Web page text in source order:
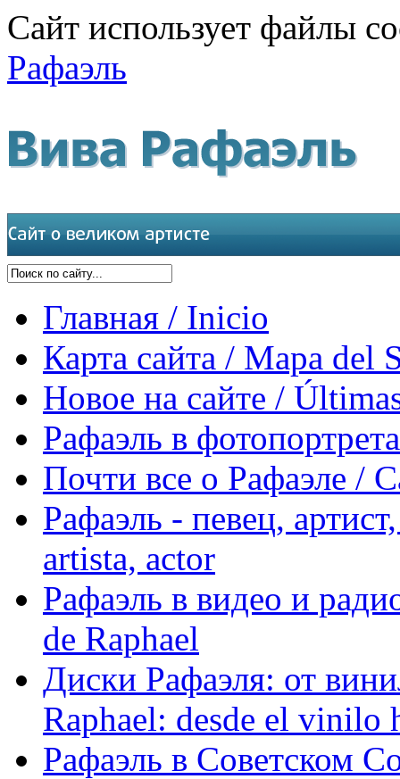
Сайт использует файлы
Рафаэль
Главная / Inicio
Карта сайта / Mapa del
Новое на сайте /
Рафаэль в
Почти все о Рафаэле /
Рафаэль - певец,
artista, actor
Рафаэль в видео и
de Raphael
Диски Рафаэля: от
Raphael: desde el vinilo
Рафаэль в Советском